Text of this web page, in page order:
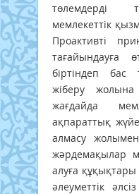
төлемдерді
мемлекеттік
Проактивті
тағайындауға
біртіндеп бас
жіберу жолына
жағдайда
ақпараттық
алмасу
жәрдемақылар
алуға
әлеуметтік